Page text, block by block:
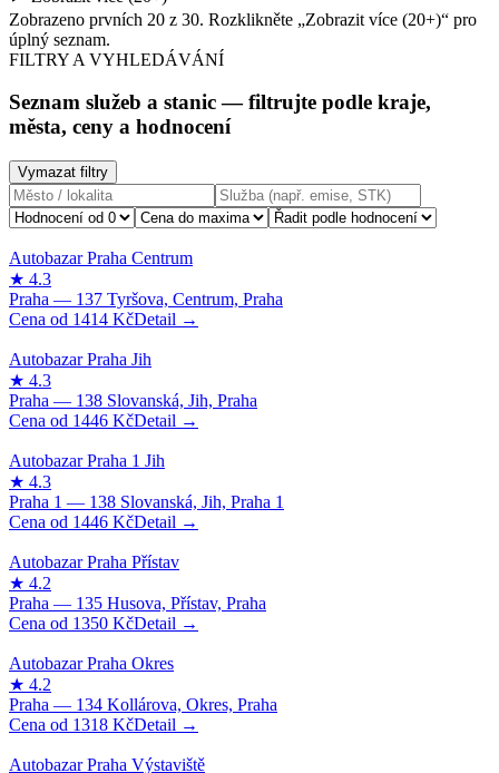
Zobrazeno prvních 20 z 30. Rozklikněte „Zobrazit více (20+)“ pro
úplný seznam.
FILTRY A VYHLEDÁVÁNÍ
Seznam služeb a stanic— filtrujte podle kraje,
města, ceny a hodnocení
Vymazat filtry
1414 Kč
1446 Kč
1446 Kč
1350 Kč
1318 Kč